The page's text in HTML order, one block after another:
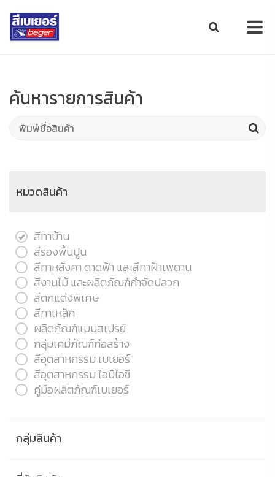
ค้นหารายการสินค้า
หมวดสินค้า
สีทาบ้าน
สีรองพื้นปูน
สีทาหลังคา ดาดฟ้า และสีทาฝ้าเพดาน
สีงานไม้ และผลิตภัณฑ์กำจัดปลวก
สีตกแต่งพิเศษ
สีทาเหล็ก
ผลิตภัณฑ์แบบสเปรย์
กลุ่มเคมีภัณฑ์ก่อสร้าง
สีอุตสาหกรรม เบเยอร์
สีอุตสาหกรรม ไอบีไอซี
คู่มือผลิตภัณฑ์เบเยอร์
กลุ่มสินค้า